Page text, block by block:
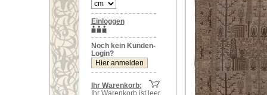
Einloggen
Noch kein Kunden-
Login?
Ihr Warenkorb:
Ihr Warenkorb ist leer.